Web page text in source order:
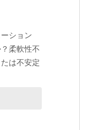
ション
柔軟性不
は不安定